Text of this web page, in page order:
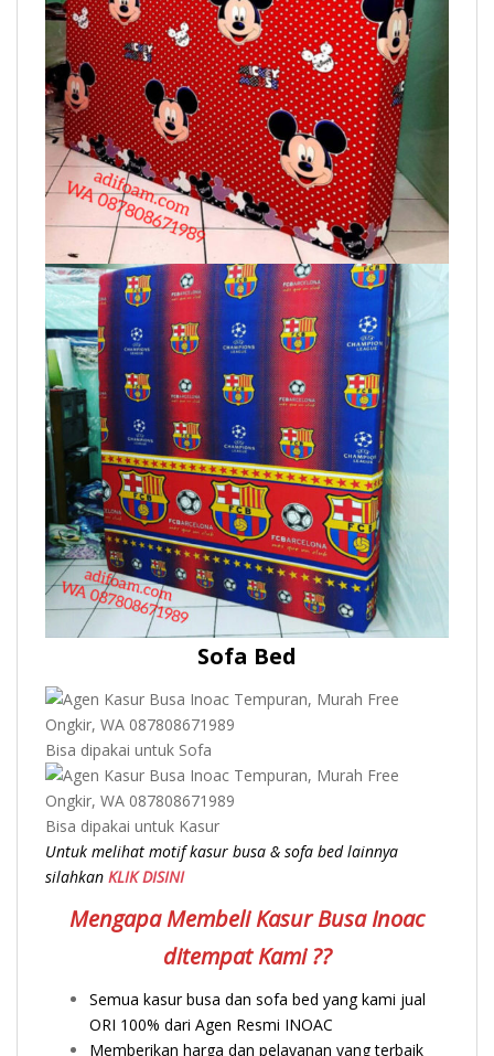
Sofa Bed
Bisa dipakai untuk Sofa
Bisa dipakai untuk Kasur
Untuk melihat motif kasur busa & sofa bed lainnya
silahkan KLIK DISINI
Mengapa Membeli Kasur Busa Inoac
ditempat Kami ??
Semua kasur busa dan sofa bed yang kami jual
ORI 100% dari Agen Resmi INOAC
Memberikan harga dan pelayanan yang terbaik